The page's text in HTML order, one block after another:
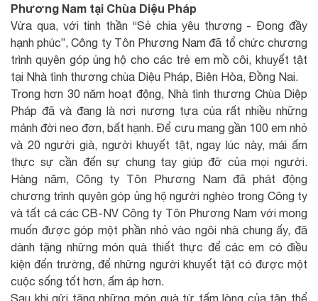
Phương Nam tại Chùa Diệu Pháp
Vừa qua, với tinh thần “Sẻ chia yêu thương - Đong đầy
hạnh phúc”, Công ty Tôn Phương Nam đã tổ chức chương
trình quyên góp ủng hộ cho các trẻ em mồ côi, khuyết tật
tại Nhà tình thương chùa Diệu Pháp, Biên Hòa, Đồng Nai.
Trong hơn 30 năm hoạt động, Nhà tình thương Chùa Diệp
Pháp đã và đang là nơi nương tựa của rất nhiều những
mảnh đời neo đơn, bất hạnh. Để cưu mang gần 100 em nhỏ
và 20 người già, người khuyết tật, ngay lúc này, mái ấm
thực sự cần đến sự chung tay giúp đỡ của mọi người.
Hàng năm, Công ty Tôn Phương Nam đã phát động
chương trình quyên góp ủng hộ người nghèo trong Công ty
và tất cả các CB-NV Công ty Tôn Phương Nam với mong
muốn được góp một phần nhỏ vào ngôi nhà chung ấy, đã
dành tặng những món quà thiết thực để các em có điều
kiện đến trường, để những người khuyết tật có được một
cuộc sống tốt hơn, ấm áp hơn.
Sau khi gửi tặng những món quà từ tấm lòng của tập thể